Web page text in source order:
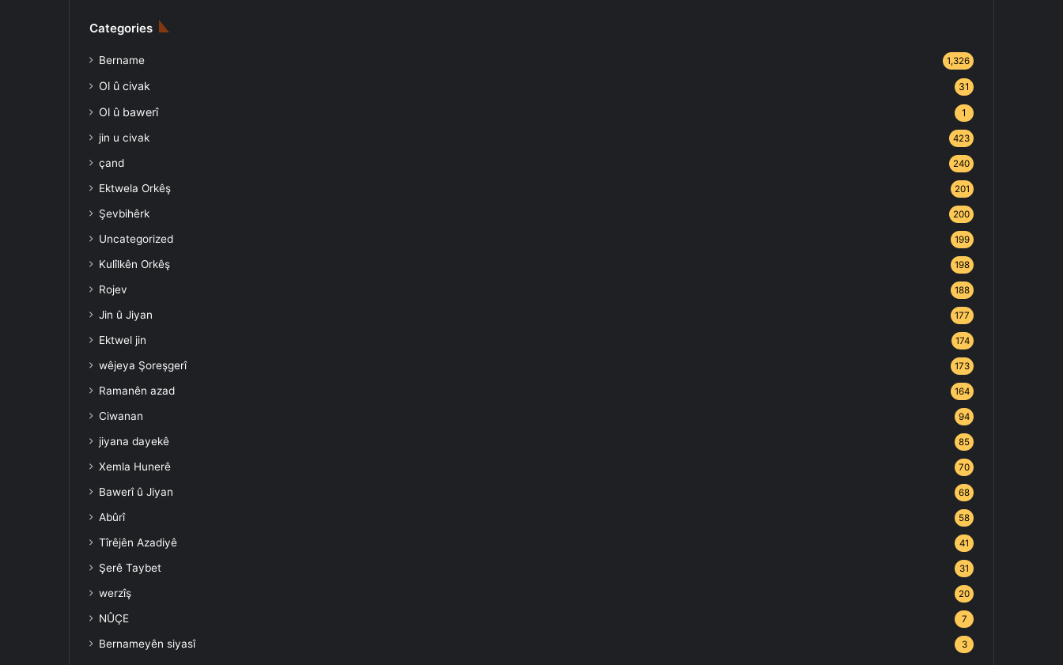
Categories
Bername 1,326
Ol û civak 31
Ol û bawerî 1
jin u civak 423
çand 240
Ektwela Orkêş 201
Şevbihêrk 200
Uncategorized 199
Kulîlkên Orkêş 198
Rojev 188
Jin û Jiyan 177
Ektwel jin 174
wêjeya Şoreşgerî 173
Ramanên azad 164
Ciwanan 94
jiyana dayekê 85
Xemla Hunerê 70
Bawerî û Jiyan 68
Abûrî 58
Tîrêjên Azadiyê 41
Şerê Taybet 31
werzîş 20
NÛÇE 7
Bernameyên siyasî 3